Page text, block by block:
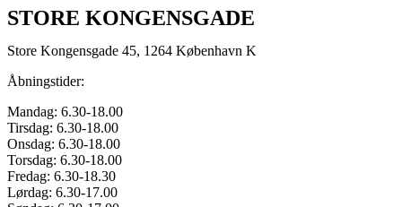
STORE KONGENSGADE
Store Kongensgade 45, 1264 København K
Åbningstider:
Mandag: 6.30-18.00
Tirsdag: 6.30-18.00
Onsdag: 6.30-18.00
Torsdag: 6.30-18.00
Fredag: 6.30-18.30
Lørdag: 6.30-17.00